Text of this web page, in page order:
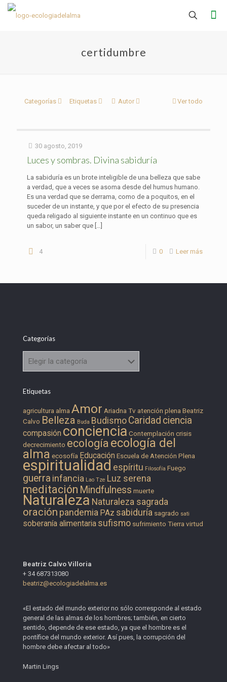
certidumbre
Categorías Etiquetas Autor Ver todo
30 agosto, 2019
Luces y sombras. Divina sabiduría
La sabiduría es un brote inteligible de una belleza que sabe
a verdad, que a veces se asoma desde del humus humano.
Es una verdad que se derrama, como de a poquitos, en el
suceder de un instante, y que por el efecto de su presencia
queda religado al siguiente instante en un continuo que es
un sabor, un saber que […]
4 0 Leer más
Categorías
Etiquetas
agricultura alma Amor Ariadna Tv atención plena Beatriz
Calvo Belleza Buda Budismo Caridad ciencia
compasión conciencia Contemplación crisis
decrecimiento ecología ecología del
alma ecosofía Educación Escuela de Atención Plena
espiritualidad espíritu Filosofía Fuego
guerra infancia Lao Tze Luz serena
meditación Mindfulness muerte
Naturaleza Naturaleza sagrada
oración pandemia PAz sabiduría sagrado sati
soberanía alimentaria sufismo sufrimiento Tierra virtud
Beatriz Calvo Villoria
+ 34 687313080
beatriz@ecologiadelalma.es
«El estado del mundo exterior no sólo corresponde al estado
general de las almas de los hombres; también, en cierto
sentido, depende de ese estado, ya que el hombre es el
pontífice del mundo exterior. Así pues, la corrupción del
hombre debe afectar al todo»
Martin Lings